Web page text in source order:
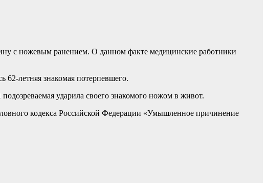
с ножевым ранением. О данном факте медицинские работники
62-летняя знакомая потерпевшего.
ударила своего знакомого ножом в живот.
кодекса Российской Федерации «Умышленное причинение